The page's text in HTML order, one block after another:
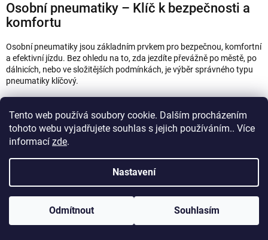
Tento web používá soubory cookie. Dalším procházením
tohoto webu vyjadřujete souhlas s jejich používáním.. Více
informací zde.
Nastavení
Odmítnout Souhlasím
Osobní pneumatiky – Klíč k bezpečnosti a
komfortu
Osobní pneumatiky jsou základním prvkem pro bezpečnou, komfortní
a efektivní jízdu. Bez ohledu na to, zda jezdíte převážně po městě, po
dálnicích, nebo ve složitějších podmínkách, je výběr správného typu
pneumatiky klíčový.
a klimatických podmínkách, ve kterých se pohybujete. Pokud
preferujete bezpečnost, výkon a pohodlí ve všech ročních obdobích,
správně zvolené
osobní pneumatiky
vám zajistí optimální jízdní
vlastnosti a minimalizují riziko problémů na silnici.
Osobní zimní pneumatiky – Bezpečnost v
chladných měsících